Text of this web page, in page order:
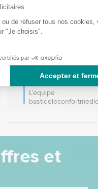
C'est un plaisir de
vous trouvez un bon
priorité, et nous
que vous en soyez
L’équipe
et